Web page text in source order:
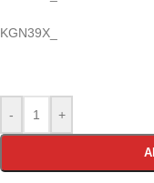
KGN39X_
- +